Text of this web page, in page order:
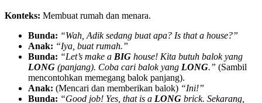
Konteks: Membuat rumah dan menara.
Bunda: “Wah, Adik sedang buat apa? Is that a house?”
Anak: “Iya, buat rumah.”
Bunda: “Let’s make a BIG house! Kita butuh balok yang
LONG (panjang). Coba cari balok yang LONG.” (Sambil
mencontohkan memegang balok panjang).
Anak: (Mencari dan memberikan balok) “Ini!”
Bunda: “Good job! Yes, that is a LONG brick. Sekarang,